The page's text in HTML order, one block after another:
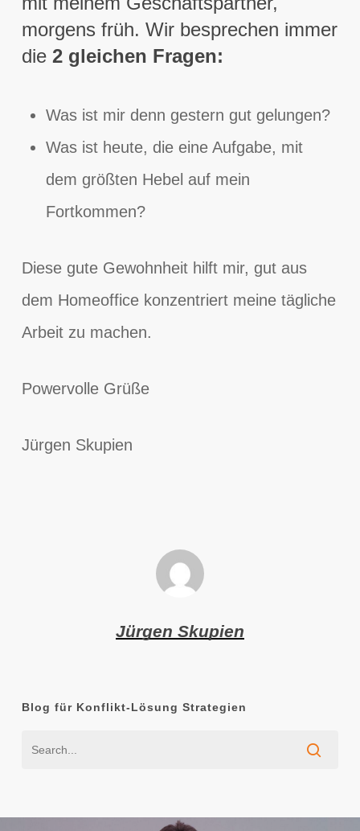
morgens früh. Wir besprechen immer
die2 gleichen Fragen:
Was ist mir denn gestern gut gelungen?
Was ist heute, die eine Aufgabe, mit
dem größten Hebel auf mein
Fortkommen?
Diese gute Gewohnheit hilft mir, gut aus
dem Homeoffice konzentriert meine tägliche
Arbeit zu machen.
Powervolle Grüße
Jürgen Skupien
Jürgen Skupien
Blog für Konflikt-Lösung Strategien